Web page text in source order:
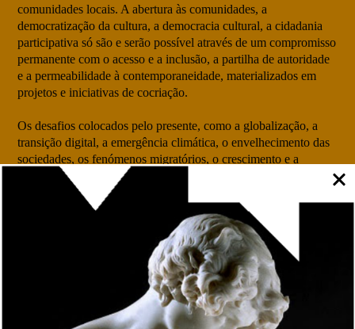
comunidades locais. A abertura às comunidades, a
democratização da cultura, a democracia cultural, a cidadania
participativa só são e serão possível através de um compromisso
permanente com o acesso e a inclusão, a partilha de autoridade
e a permeabilidade à contemporaneidade, materializados em
projetos e iniciativas de cocriação.
Os desafios colocados pelo presente, como a globalização, a
transição digital, a emergência climática, o envelhecimento das
sociedades, os fenómenos migratórios, o crescimento e a
afirmação de discursos e ideologias segregadores, pondo em
causa valores e práticas democráticas há muito adquiridos,
impelem os museus a um compromisso ainda maior, do ponto
de vista social, com as comunidades que os rodeiam.
Em suma, cabe aos museus enfrentar e abraçar os importantes
desafios colocados por públicos cada vez mais diversificados e
exigentes, e pelas necessidades e requisitos cada vez mais
prementes da participação social e cultural. Investigação e
Educação devem caminhar em conjunto, respondendo aos